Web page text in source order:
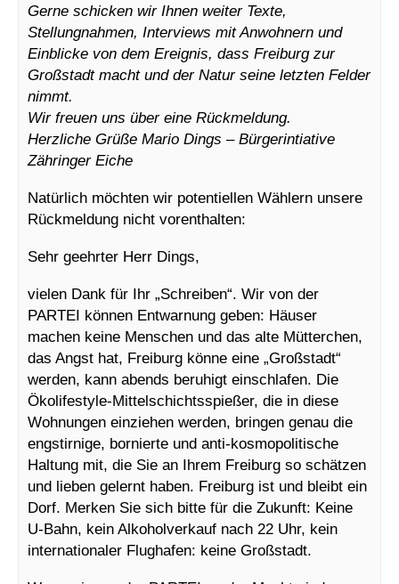
Gerne schicken wir Ihnen weiter Texte,
Stellungnahmen, Interviews mit Anwohnern und
Einblicke von dem Ereignis, dass Freiburg zur
Großstadt macht und der Natur seine letzten Felder
nimmt.
Wir freuen uns über eine Rückmeldung.
Herzliche Grüße Mario Dings – Bürgerintiative
Zähringer Eiche
Natürlich möchten wir potentiellen Wählern unsere
Rückmeldung nicht vorenthalten:
Sehr geehrter Herr Dings,
vielen Dank für Ihr „Schreiben“. Wir von der
PARTEI können Entwarnung geben: Häuser
machen keine Menschen und das alte Mütterchen,
das Angst hat, Freiburg könne eine „Großstadt“
werden, kann abends beruhigt einschlafen. Die
Ökolifestyle-Mittelschichtsspießer, die in diese
Wohnungen einziehen werden, bringen genau die
engstirnige, bornierte und anti-kosmopolitische
Haltung mit, die Sie an Ihrem Freiburg so schätzen
und lieben gelernt haben. Freiburg ist und bleibt ein
Dorf. Merken Sie sich bitte für die Zukunft: Keine
U-Bahn, kein Alkoholverkauf nach 22 Uhr, kein
internationaler Flughafen: keine Großstadt.